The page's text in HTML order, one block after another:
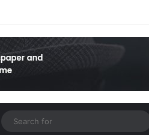
Random Article